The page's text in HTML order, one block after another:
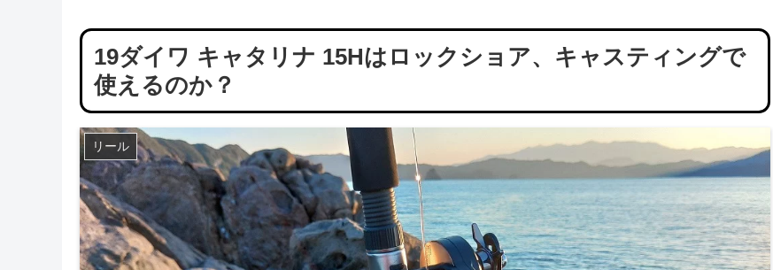
19ダイワ キャタリナ 15Hはロックショア、キャスティングで
使えるのか？
リール